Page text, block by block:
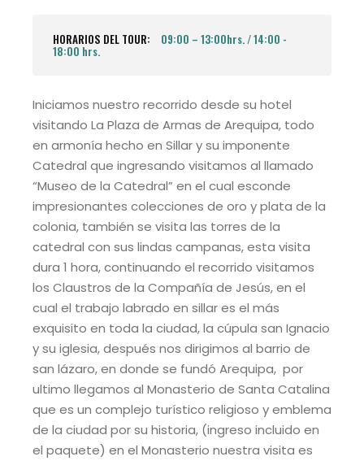
HORARIOS DEL TOUR: 09:00 – 13:00hrs. / 14:00 -
18:00 hrs.
Iniciamos nuestro recorrido desde su hotel
visitando La Plaza de Armas de Arequipa, todo
en armonía hecho en Sillar y su imponente
Catedral que ingresando visitamos al llamado
“Museo de la Catedral” en el cual esconde
impresionantes colecciones de oro y plata de la
colonia, también se visita las torres de la
catedral con sus lindas campanas, esta visita
dura 1 hora, continuando el recorrido visitamos
los Claustros de la Compañía de Jesús, en el
cual el trabajo labrado en sillar es el más
exquisito en toda la ciudad, la cúpula san Ignacio
y su iglesia, después nos dirigimos al barrio de
san lázaro, en donde se fundó Arequipa, por
ultimo llegamos al Monasterio de Santa Catalina
que es un complejo turístico religioso y emblema
de la ciudad por su historia, (ingreso incluido en
el paquete) en el Monasterio nuestra visita es